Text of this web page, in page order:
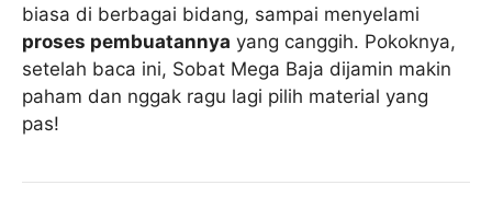
biasa di berbagai bidang, sampai menyelami
proses pembuatannya yang canggih. Pokoknya,
setelah baca ini, Sobat Mega Baja dijamin makin
paham dan nggak ragu lagi pilih material yang
pas!